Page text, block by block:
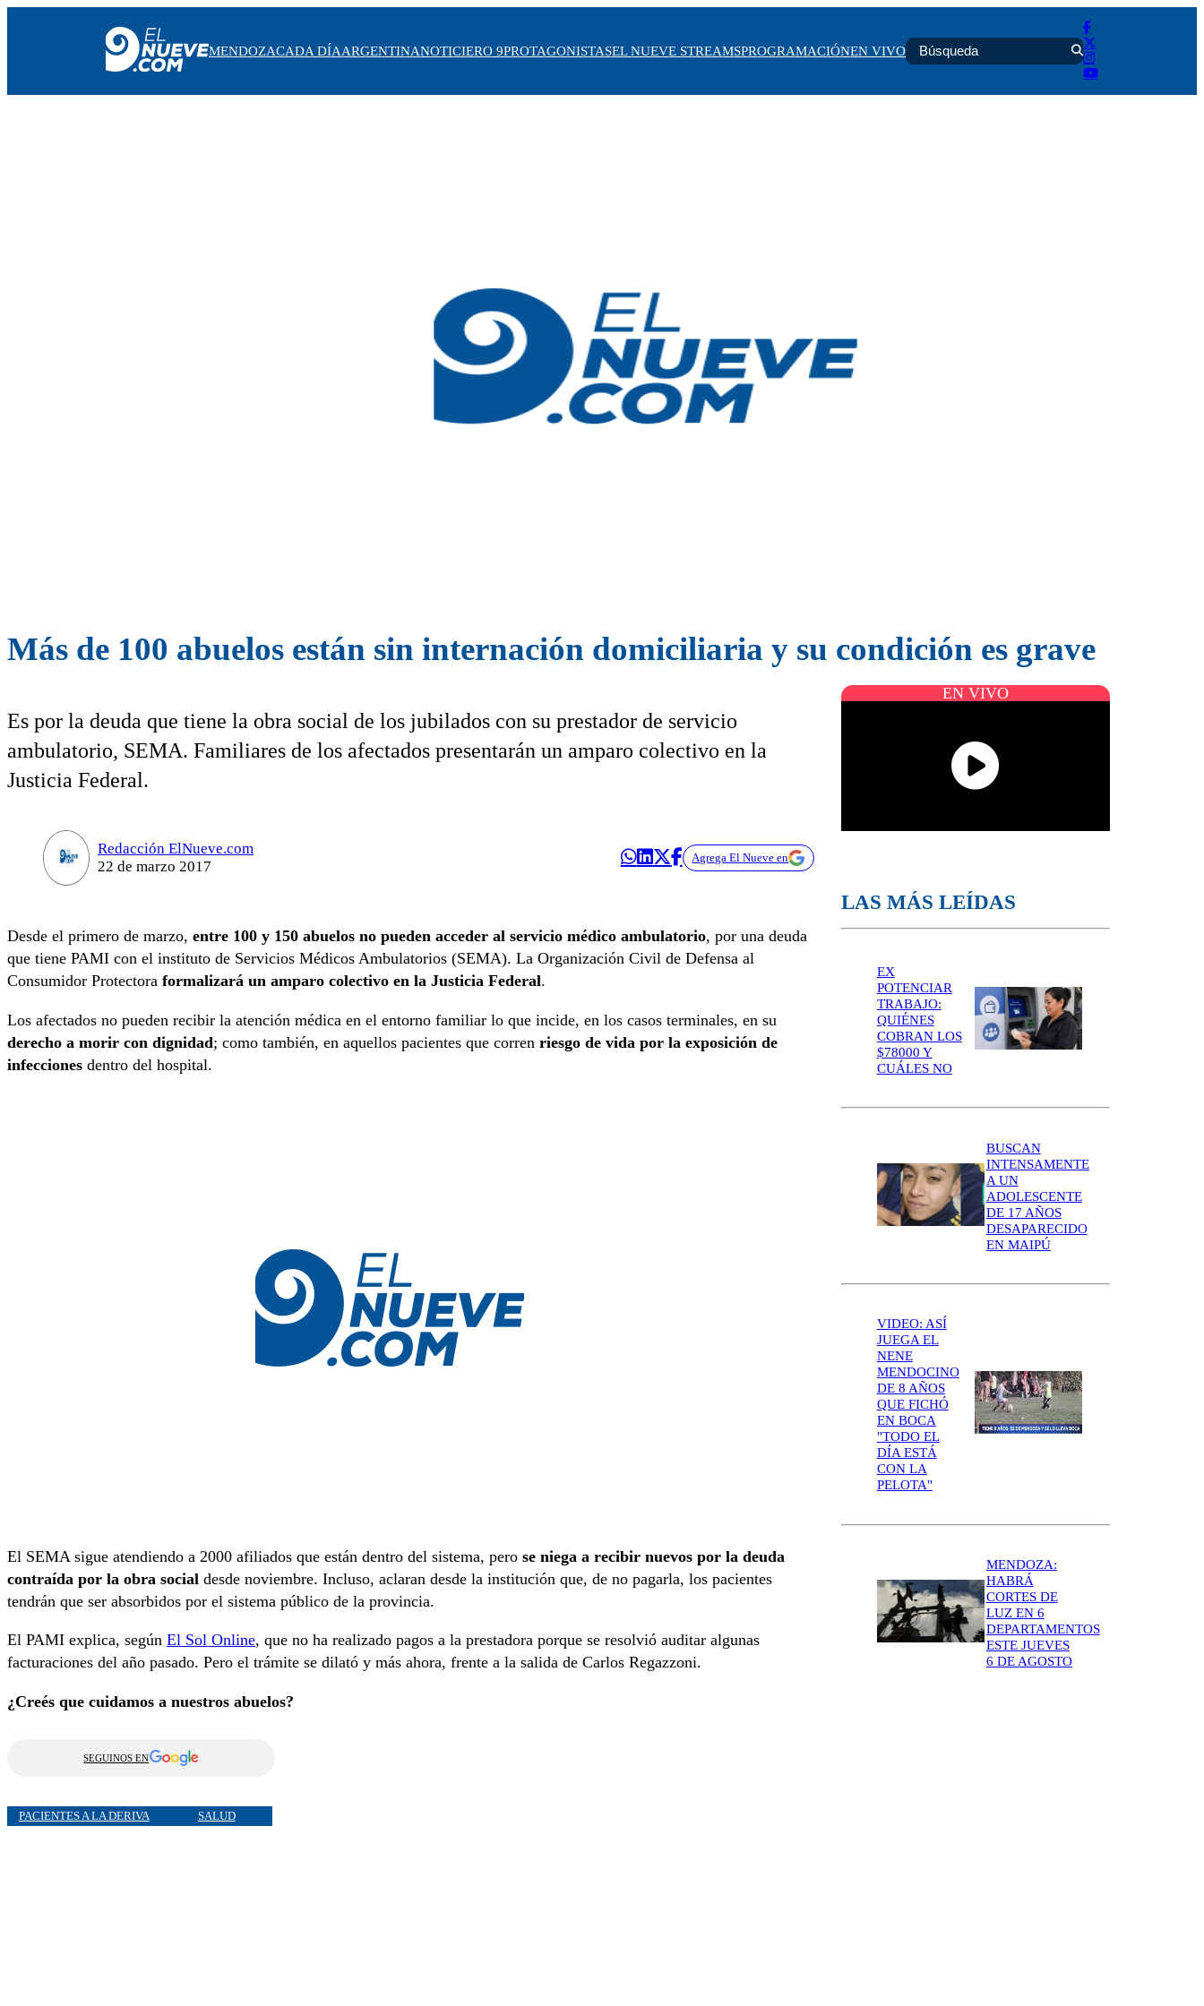
MENDOZACADA DÍAARGENTINANOTICIERO 9PROTAGONISTASEL NUEVE STREAMSPROGRAMACIÓNEN VIVO
Más de 100 abuelos están sin internación domiciliaria y su condición es grave
Es por la deuda que tiene la obra social de los jubilados con su prestador de servicio
ambulatorio, SEMA. Familiares de los afectados presentarán un amparo colectivo en la
Justicia Federal.
Redacción ElNueve.com
22 de marzo 2017
Agrega El Nueve en
Desde el primero de marzo, entre 100 y 150 abuelos no pueden acceder al servicio médico ambulatorio, por una deuda
que tiene PAMI con el instituto de Servicios Médicos Ambulatorios (SEMA). La Organización Civil de Defensa al
Consumidor Protectora formalizará un amparo colectivo en la Justicia Federal.
Los afectados no pueden recibir la atención médica en el entorno familiar lo que incide, en los casos terminales, en su
derecho a morir con dignidad; como también, en aquellos pacientes que corren riesgo de vida por la exposición de
infecciones dentro del hospital.
El SEMA sigue atendiendo a 2000 afiliados que están dentro del sistema, pero se niega a recibir nuevos por la deuda
contraída por la obra social desde noviembre. Incluso, aclaran desde la institución que, de no pagarla, los pacientes
tendrán que ser absorbidos por el sistema público de la provincia.
El PAMI explica, según El Sol Online, que no ha realizado pagos a la prestadora porque se resolvió auditar algunas
facturaciones del año pasado. Pero el trámite se dilató y más ahora, frente a la salida de Carlos Regazzoni.
¿Creés que cuidamos a nuestros abuelos?
SEGUINOS EN
PACIENTES A LA DERIVA SALUD
EN VIVO
LAS MÁS LEÍDAS
EX
POTENCIAR
TRABAJO:
QUIÉNES
COBRAN LOS
$78000 Y
CUÁLES NO
BUSCAN
INTENSAMENTE
A UN
ADOLESCENTE
DE 17 AÑOS
DESAPARECIDO
EN MAIPÚ
VIDEO: ASÍ
JUEGA EL
NENE
MENDOCINO
DE 8 AÑOS
QUE FICHÓ
EN BOCA
"TODO EL
DÍA ESTÁ
CON LA
PELOTA"
MENDOZA:
HABRÁ
CORTES DE
LUZ EN 6
DEPARTAMENTOS
ESTE JUEVES
6 DE AGOSTO